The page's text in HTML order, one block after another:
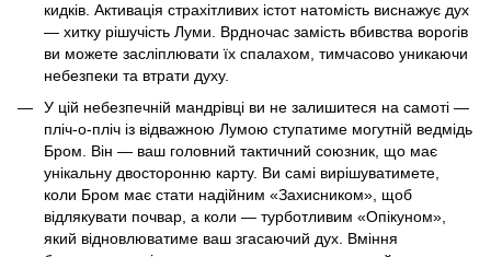
кидків. Активація страхітливих істот натомість виснажує дух
— хитку рішучість Луми. Врдночас замість вбивства ворогів
ви можете засліплювати їх спалахом, тимчасово уникаючи
небезпеки та втрати духу.
У цій небезпечній мандрівці ви не залишитеся на самоті —
пліч-о-пліч із відважною Лумою ступатиме могутній ведмідь
Бром. Він — ваш головний тактичний союзник, що має
унікальну двосторонню карту. Ви самі вирішуватимете,
коли Бром має стати надійним «Захисником», щоб
відлякувати почвар, а коли — турботливим «Опікуном»,
який відновлюватиме ваш згасаючий дух. Вміння